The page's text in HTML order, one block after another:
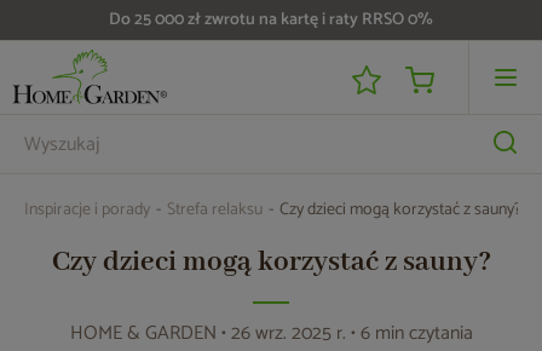
Do 25 000 zł zwrotu na kartę i raty RRSO 0%
Inspiracje i porady Strefa relaksu Czy dzieci mogą korzystać z sauny?
Czy dzieci mogą korzystać z sauny?
HOME & GARDEN• 26 wrz. 2025 r. • 6 min czytania